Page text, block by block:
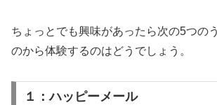
ちょっとでも興味があったら次の5つの
のから体験するのはどうでしょう。
１：ハッピーメール